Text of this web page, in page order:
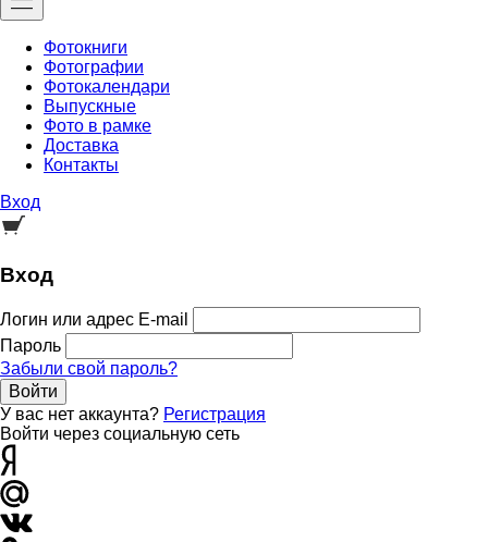
Фотокниги
Фотографии
Фотокалендари
Выпускные
Фото в рамке
Доставка
Контакты
Вход
Вход
Логин или адрес E-mail
Пароль
Забыли свой пароль?
Войти
У вас нет аккаунта? Регистрация
Войти через социальную сеть